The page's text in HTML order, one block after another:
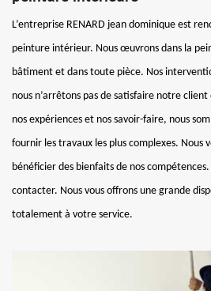
L’entreprise RENARD jean dominique est
peinture intérieur. Nous œuvrons dans la
bâtiment et dans toute pièce. Nos
nous n’arrêtons pas de satisfaire notre client
nos expériences et nos savoir-faire, nous
fournir les travaux les plus complexes. Nous
bénéficier des bienfaits de nos compétences.
contacter. Nous vous offrons une grande
totalement à votre service.